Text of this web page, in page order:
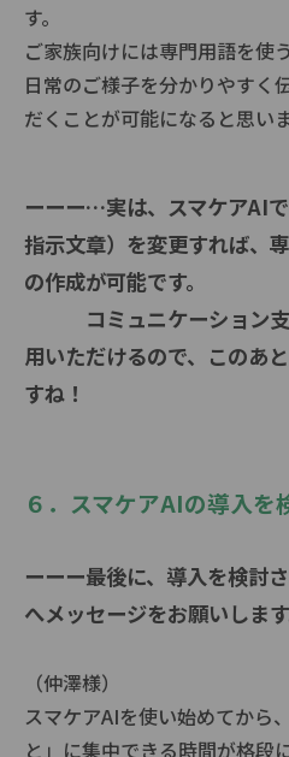
す。
ご家族向けには専門用語を使
日常のご様子を分かりやすく
だくことが可能になると思いま
ーーー…実は、スマケアAI
指示文章）を変更すれば、
の作成が可能です。
コミュニケーション支
用いただけるので、このあ
すね！
６．スマケアAIの導入を
ーーー最後に、導入を検討
へメッセージをお願いします
（仲澤様）
スマケアAIを使い始めてから
と」に集中できる時間が格段